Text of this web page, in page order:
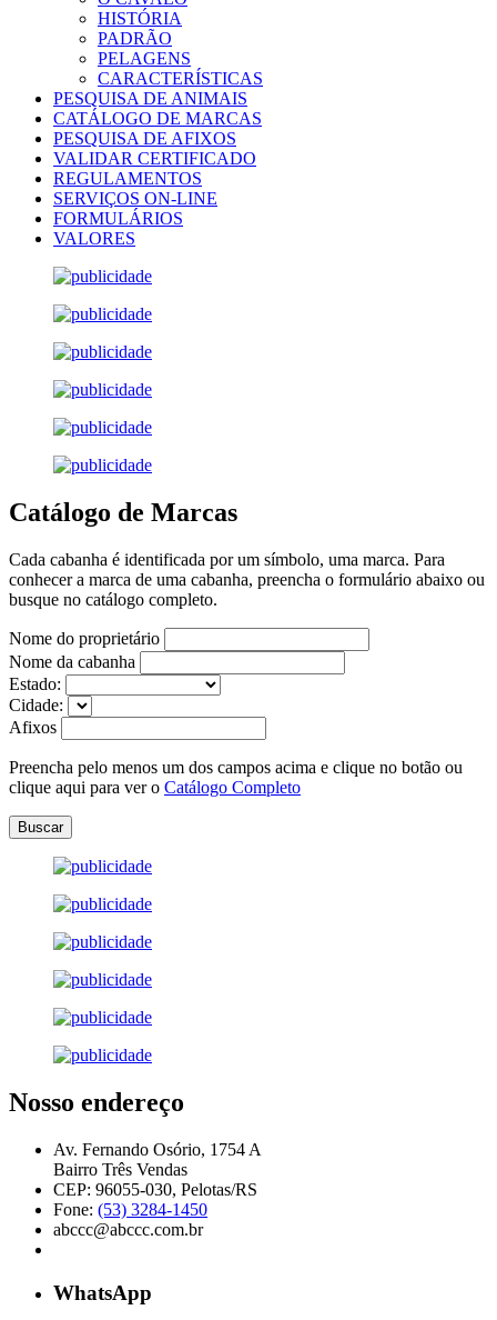
HISTÓRIA
PADRÃO
PELAGENS
CARACTERÍSTICAS
PESQUISA DE ANIMAIS
CATÁLOGO DE MARCAS
PESQUISA DE AFIXOS
VALIDAR CERTIFICADO
REGULAMENTOS
SERVIÇOS ON-LINE
FORMULÁRIOS
VALORES
Catálogo de Marcas
Cada cabanha é identificada por um símbolo, uma marca. Para
conhecer a marca de uma cabanha, preencha o formulário abaixo ou
busque no catálogo completo.
Nome do proprietário
Nome da cabanha
Estado:
Cidade:
Afixos
Preencha pelo menos um dos campos acima e clique no botão ou
clique aqui para ver o Catálogo Completo
Nosso endereço
Av. Fernando Osório, 1754 A
Bairro Três Vendas
CEP: 96055-030, Pelotas/RS
Fone: (53) 3284-1450
abccc@abccc.com.br
WhatsApp